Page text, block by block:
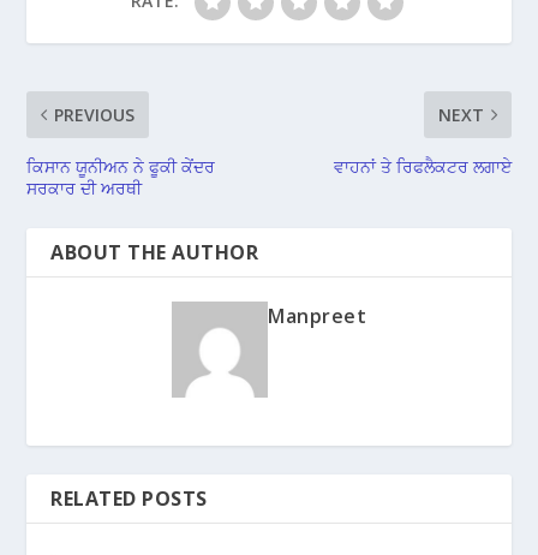
PREVIOUS
ਕਿਸਾਨ ਯੂਨੀਅਨ ਨੇ ਫੂਕੀ ਕੇਂਦਰ
ਸਰਕਾਰ ਦੀ ਅਰਥੀ
NEXT
ਵਾਹਨਾਂ ਤੇ ਰਿਫਲੈਕਟਰ ਲਗਾਏ
ABOUT THE AUTHOR
Manpreet
RELATED POSTS